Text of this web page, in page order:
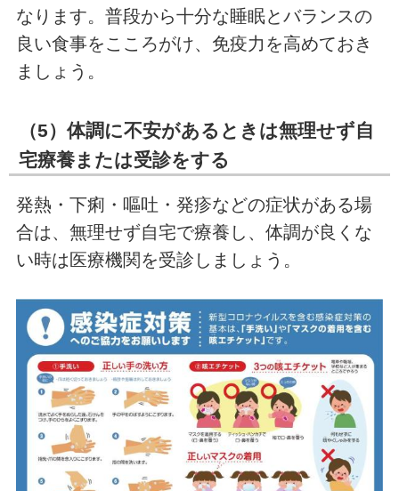
なります。普段から十分な睡眠とバランスの
良い食事をこころがけ、免疫力を高めておき
ましょう。
（5）体調に不安があるときは無理せず自
宅療養または受診をする
発熱・下痢・嘔吐・発疹などの症状がある場
合は、無理せず自宅で療養し、体調が良くな
い時は医療機関を受診しましょう。